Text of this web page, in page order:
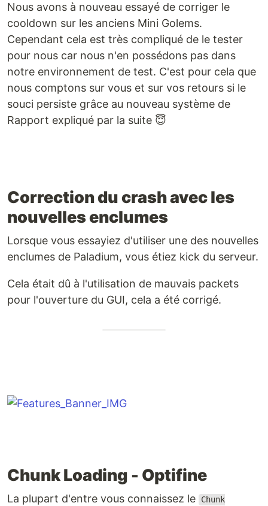
Nous avons à nouveau essayé de corriger le
cooldown sur les anciens Mini Golems.
Cependant cela est très compliqué de le tester
pour nous car nous n'en possédons pas dans
notre environnement de test. C'est pour cela que
nous comptons sur vous et sur vos retours si le
souci persiste grâce au nouveau système de
Rapport expliqué par la suite 😇
Correction du crash avec les
nouvelles enclumes
Lorsque vous essayiez d'utiliser une des nouvelles
enclumes de Paladium, vous étiez kick du serveur.
Cela était dû à l'utilisation de mauvais packets
pour l'ouverture du GUI, cela a été corrigé.
Chunk Loading - Optifine
La plupart d'entre vous connaissez le
Chunk